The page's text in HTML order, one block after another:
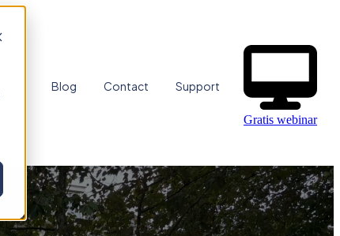
Blog Contact Support
Gratis webinar